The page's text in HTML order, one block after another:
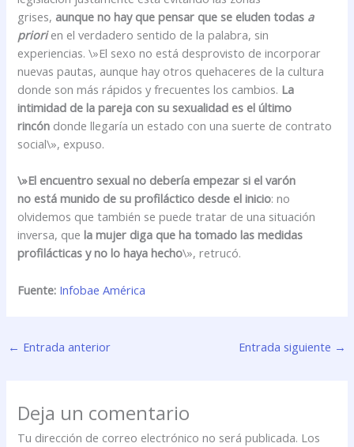
grises, aunque no hay que pensar que se eluden todas a
priori en el verdadero sentido de la palabra, sin
experiencias. \»El sexo no está desprovisto de incorporar
nuevas pautas, aunque hay otros quehaceres de la cultura
donde son más rápidos y frecuentes los cambios. La
intimidad de la pareja con su sexualidad es el último
rincón donde llegaría un estado con una suerte de contrato
social\», expuso.
\»El encuentro sexual no debería empezar si el varón
no está munido de su profiláctico desde el inicio: no
olvidemos que también se puede tratar de una situación
inversa, que la mujer diga que ha tomado las medidas
profilácticas y no lo haya hecho\», retrucó.
Fuente: Infobae América
← Entrada anterior Entrada siguiente →
Deja un comentario
Tu dirección de correo electrónico no será publicada. Los